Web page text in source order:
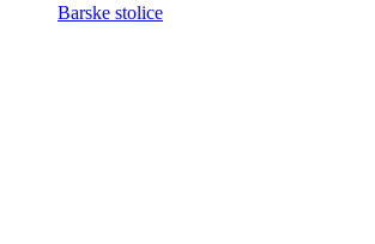
Barske stolice